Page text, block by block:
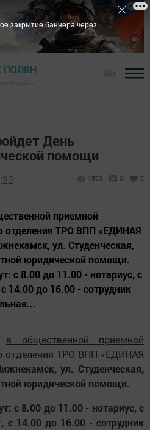
ПОЛЯН
День
помощи
1599 0 0
приемной
отделения ТРО ВПП «ЕДИНАЯ
ул. Студенческая,
юридической помощи.
с 8.00 до 11.00 - нотариус, с
14.00 до 16.00 - сотрудник
в общественной приемной
отделения ТРО ВПП «ЕДИНАЯ
ул. Студенческая,
юридической помощи.
с 8.00 до 11.00 - нотариус, с
с 14.00 до 16.00 - сотрудник
закрытие баннера через